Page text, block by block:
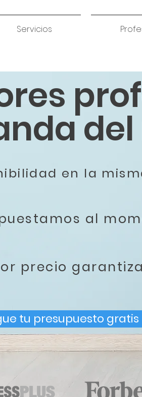
Servicios
en la
al
precio
tu presupuesto gratis